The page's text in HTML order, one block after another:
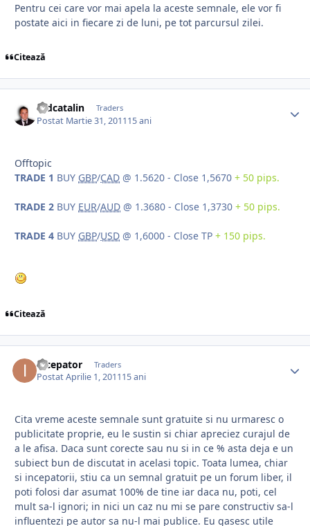
Pentru cei care vor mai apela la aceste semnale, ele vor fi
postate aici in fiecare zi de luni, pe tot parcursul zilei.
Citează
mdcatalin Traders
Postat Martie 31, 201115 ani
Offtopic
TRADE 1 BUY GBP/CAD @ 1.5620 - Close 1,5670 + 50 pips.
TRADE 2 BUY EUR/AUD @ 1.3680 - Close 1,3730 + 50 pips.
TRADE 4 BUY GBP/USD @ 1,6000 - Close TP + 150 pips.
Citează
incepator Traders
PostatAprilie 1, 201115 ani
Cita vreme aceste semnale sunt gratuite si nu urmaresc o
publicitate proprie, eu le sustin si chiar apreciez curajul de
a le afisa. Daca sunt corecte sau nu si in ce % asta deja e un
subiect bun de discutat in acelasi topic. Toata lumea, chiar
si incepatorii, stiu ca un semnal gratuit pe un forum liber, il
poti folosi dar asumat 100% de tine iar daca nu, poti, cel
mult sa-l ignori; in nici un caz nu mi se pare constructiv sa-l
influentezi pe autor sa nu-l mai publice. Eu gasesc utile